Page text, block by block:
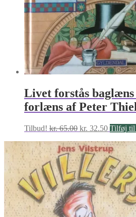
Livet forstås baglæns
forlæns af Peter
Tilbud! kr.65.00 Den
pris
var:
kr. 65.00.
kr. 32.50Den
pris
er:
kr.
Tilføj